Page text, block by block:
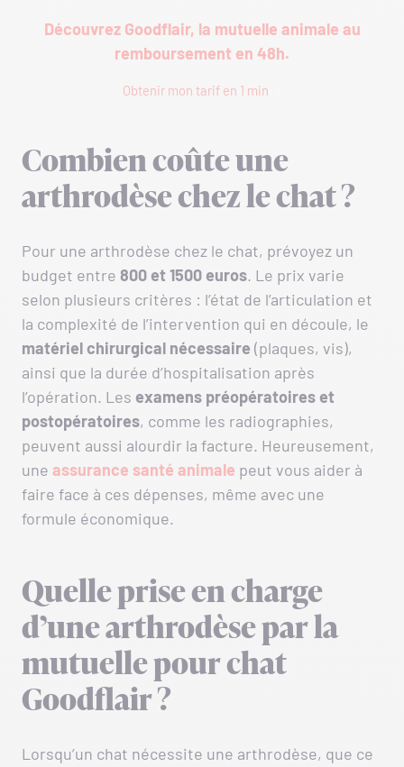
Découvrez Goodflair, la mutuelle animale au
remboursement en 48h.
Obtenir mon tarif en 1 min
Combien coûte une
arthrodèse chez le chat ?
Pour une arthrodèse chez le chat, prévoyez un
budget entre 800 et 1500 euros. Le prix varie
selon plusieurs critères : l’état de l’articulation et
la complexité de l’intervention qui en découle, le
matériel chirurgical nécessaire (plaques, vis),
ainsi que la durée d’hospitalisation après
l’opération. Les examens préopératoires et
postopératoires, comme les radiographies,
peuvent aussi alourdir la facture. Heureusement,
une assurance santé animale peut vous aider à
faire face à ces dépenses, même avec une
formule économique.
Quelle prise en charge
d’une arthrodèse par la
mutuelle pour chat
Goodflair ?
Lorsqu’un chat nécessite une arthrodèse, que ce